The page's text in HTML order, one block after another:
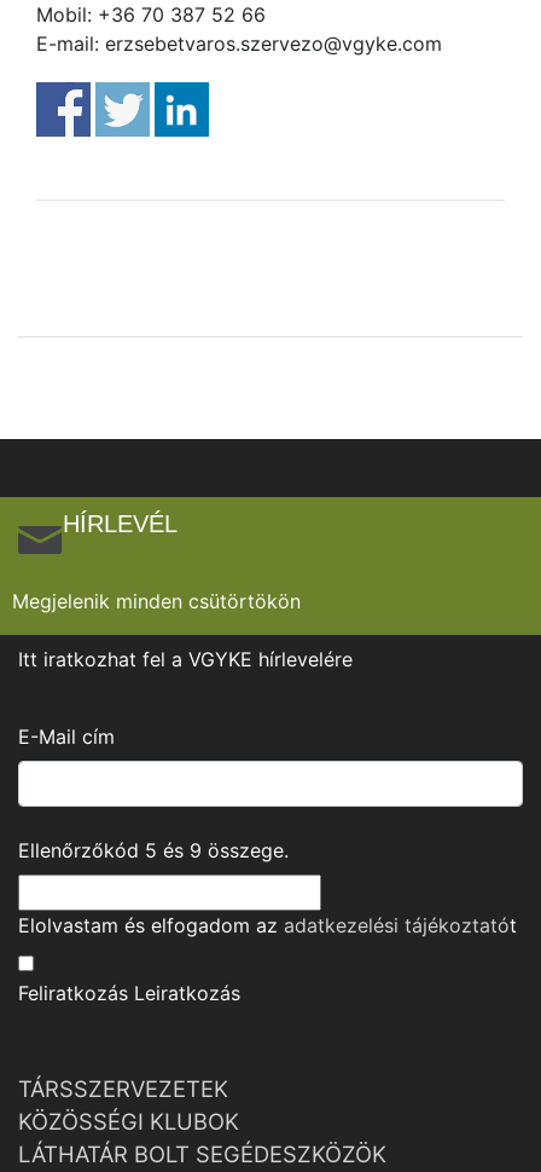
Mobil: +36 70 387 52 66
E-mail: erzsebetvaros.szervezo@vgyke.com
HÍRLEVÉL
Megjelenik minden csütörtökön
Itt iratkozhat fel a VGYKE hírlevelére
E-Mail cím
Ellenőrzőkód 5 és 9 összege.
Elolvastam és elfogadom az adatkezelési tájékoztatót
Feliratkozás Leiratkozás
TÁRSSZERVEZETEK
KÖZÖSSÉGI KLUBOK
LÁTHATÁR BOLT SEGÉDESZKÖZÖK